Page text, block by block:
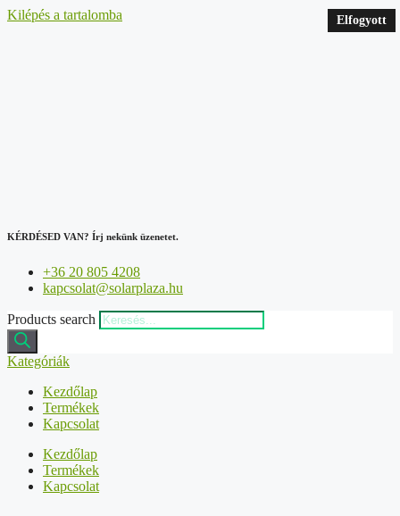
Kilépés a tartalomba
KÉRDÉSED VAN? Írj nekünk üzenetet.
+36 20 805 4208
kapcsolat@solarplaza.hu
Products search
Kategóriák
Kezdőlap
Termékek
Kapcsolat
Kezdőlap
Termékek
Kapcsolat
Elfogyott
Elfogyott